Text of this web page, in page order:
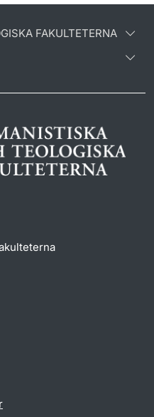
FAKULTETERNA